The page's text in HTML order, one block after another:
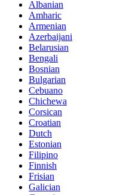
Albanian
Amharic
Armenian
Azerbaijani
Belarusian
Bengali
Bosnian
Bulgarian
Cebuano
Chichewa
Corsican
Croatian
Dutch
Estonian
Filipino
Finnish
Frisian
Galician